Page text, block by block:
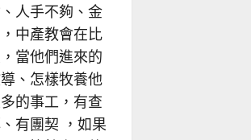
人手不夠、金
中產教會在比
當他們進來的
、怎樣牧養他
的事工，有查
有團契 ，如果